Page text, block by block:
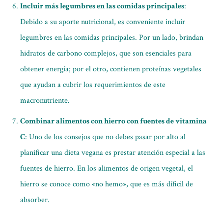
Incluir más legumbres en las comidas principales:
Debido a su aporte nutricional, es conveniente incluir
legumbres en las comidas principales. Por un lado, brindan
hidratos de carbono complejos, que son esenciales para
obtener energía; por el otro, contienen proteínas vegetales
que ayudan a cubrir los requerimientos de este
macronutriente.
Combinar alimentos con hierro con fuentes de vitamina
C: Uno de los consejos que no debes pasar por alto al
planificar una dieta vegana es prestar atención especial a las
fuentes de hierro. En los alimentos de origen vegetal, el
hierro se conoce como «no hemo», que es más díficil de
absorber.